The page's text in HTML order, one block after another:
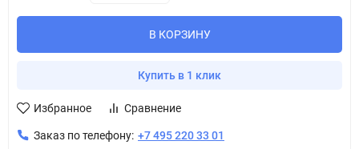
В КОРЗИНУ
Купить в 1 клик
Избранное Сравнение
Заказ по телефону: +7 495 220 33 01